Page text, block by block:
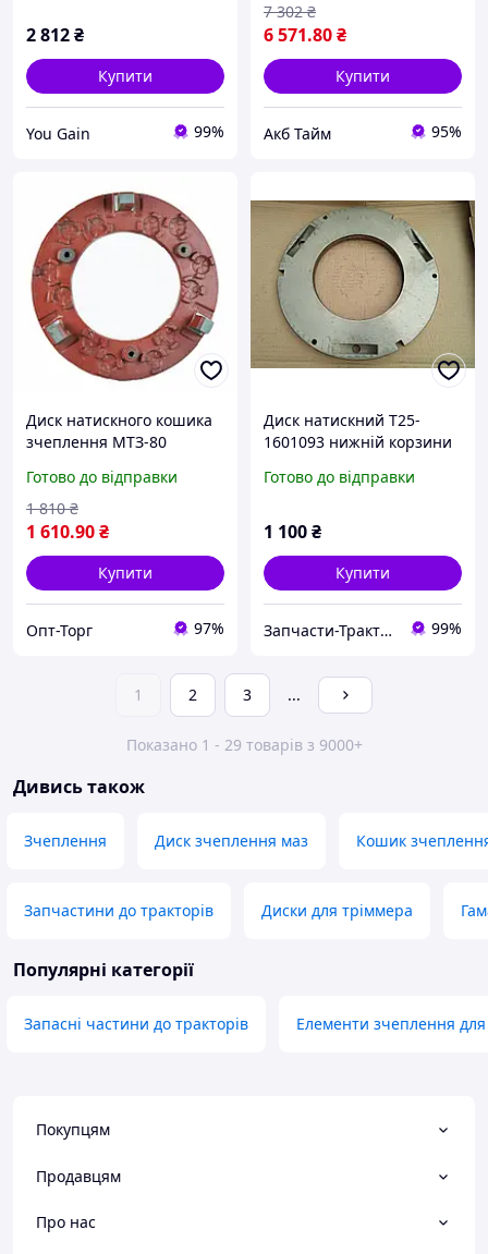
2 812₴
Купити
You Gain 99%
6 571.80₴
7 302 ₴
Купити
Акб Тайм 95%
Диск натискного кошика
зчеплення МТЗ-80
1601093
Готово до відправки
1 610.90₴
1 810 ₴
Купити
Опт-Торг 97%
Диск натискний Т25-
1601093 нижній корзини
Готово до відправки
1 100₴
Купити
Запчасти-Трактор-Харьков 99%
1 2 3 ...
Показано 1 - 29 товарів з 9000+
Дивись також
Зчеплення Диск зчеплення маз Кошик
Запчастини до тракторів Диски для тріммера
Популярні категорії
Запасні частини до тракторів Елементи зчеплення для
Покупцям
Продавцям
Про нас